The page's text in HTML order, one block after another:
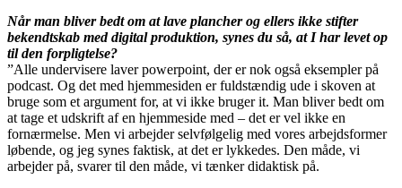
Når man bliver bedt om at lave plancher og ellers ikke stifter
bekendtskab med digital produktion, synes du så, at I har levet op
til den forpligtelse?
”Alle undervisere laver powerpoint, der er nok også eksempler på
podcast. Og det med hjemmesiden er fuldstændig ude i skoven at
bruge som et argument for, at vi ikke bruger it. Man bliver bedt om
at tage et udskrift af en hjemmeside med – det er vel ikke en
fornærmelse. Men vi arbejder selvfølgelig med vores arbejdsformer
løbende, og jeg synes faktisk, at det er lykkedes. Den måde, vi
arbejder på, svarer til den måde, vi tænker didaktisk på.